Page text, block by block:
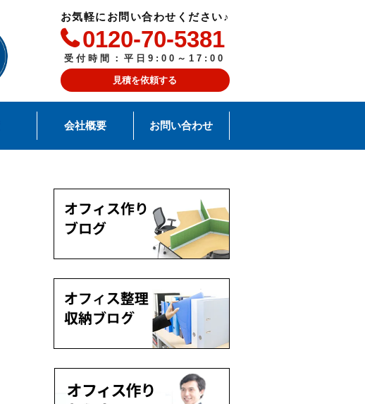
お気軽にお問い合わせください♪
0120-70-5381
受付時間：平日9:00～17:00
見積を依頼する
会社概要 お問い合わせ